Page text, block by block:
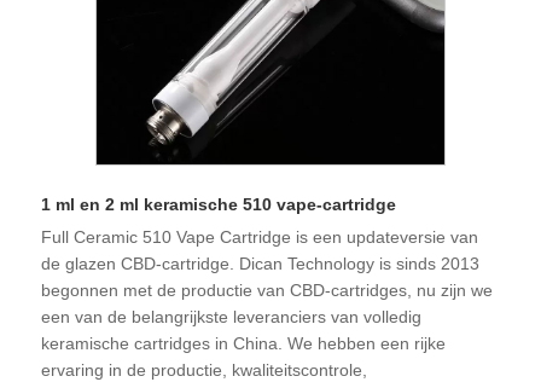
1 ml en 2 ml keramische 510 vape-cartridge
Full Ceramic 510 Vape Cartridge is een updateversie van
de glazen CBD-cartridge. Dican Technology is sinds 2013
begonnen met de productie van CBD-cartridges, nu zijn we
een van de belangrijkste leveranciers van volledig
keramische cartridges in China. We hebben een rijke
ervaring in de productie, kwaliteitscontrole,